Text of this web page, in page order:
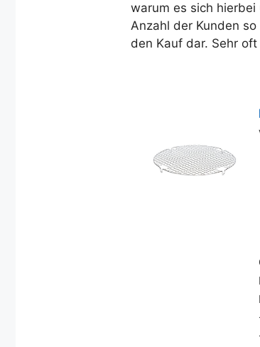
warum es sich
Anzahl der Kunden
den Kauf dar. Sehr